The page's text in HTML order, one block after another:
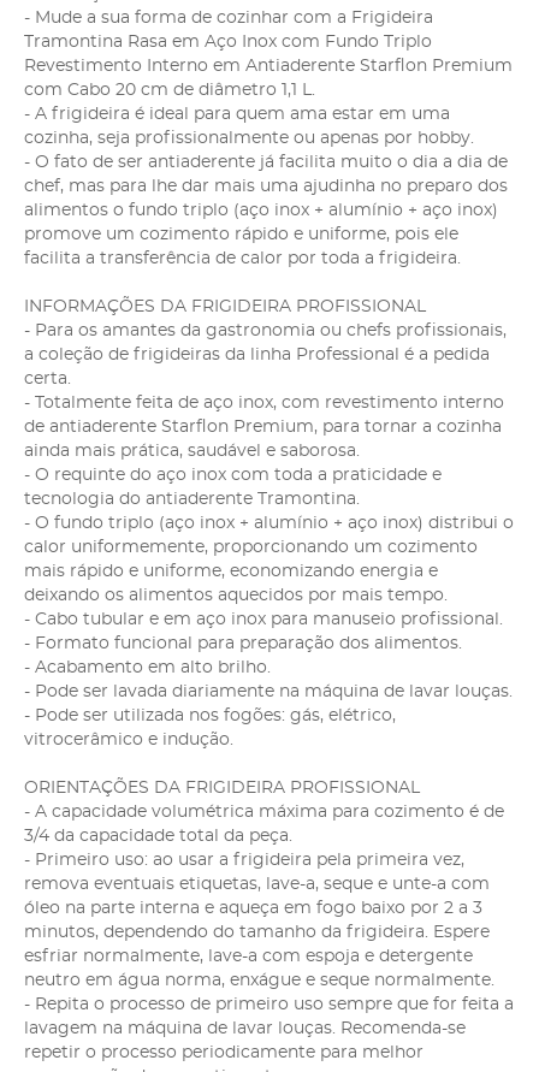
- Mude a sua forma de cozinhar com a Frigideira
Tramontina Rasa em Aço Inox com Fundo Triplo
Revestimento Interno em Antiaderente Starflon Premium
com Cabo 20 cm de diâmetro 1,1 L.
- A frigideira é ideal para quem ama estar em uma
cozinha, seja profissionalmente ou apenas por hobby.
- O fato de ser antiaderente já facilita muito o dia a dia de
chef, mas para lhe dar mais uma ajudinha no preparo dos
alimentos o fundo triplo (aço inox + alumínio + aço inox)
promove um cozimento rápido e uniforme, pois ele
facilita a transferência de calor por toda a frigideira.
INFORMAÇÕES DA FRIGIDEIRA PROFISSIONAL
- Para os amantes da gastronomia ou chefs profissionais,
a coleção de frigideiras da linha Professional é a pedida
certa.
- Totalmente feita de aço inox, com revestimento interno
de antiaderente Starflon Premium, para tornar a cozinha
ainda mais prática, saudável e saborosa.
- O requinte do aço inox com toda a praticidade e
tecnologia do antiaderente Tramontina.
- O fundo triplo (aço inox + alumínio + aço inox) distribui o
calor uniformemente, proporcionando um cozimento
mais rápido e uniforme, economizando energia e
deixando os alimentos aquecidos por mais tempo.
- Cabo tubular e em aço inox para manuseio profissional.
- Formato funcional para preparação dos alimentos.
- Acabamento em alto brilho.
- Pode ser lavada diariamente na máquina de lavar louças.
- Pode ser utilizada nos fogões: gás, elétrico,
vitrocerâmico e indução.
ORIENTAÇÕES DA FRIGIDEIRA PROFISSIONAL
- A capacidade volumétrica máxima para cozimento é de
3/4 da capacidade total da peça.
- Primeiro uso: ao usar a frigideira pela primeira vez,
remova eventuais etiquetas, lave-a, seque e unte-a com
óleo na parte interna e aqueça em fogo baixo por 2 a 3
minutos, dependendo do tamanho da frigideira. Espere
esfriar normalmente, lave-a com espoja e detergente
neutro em água norma, enxágue e seque normalmente.
- Repita o processo de primeiro uso sempre que for feita a
lavagem na máquina de lavar louças. Recomenda-se
repetir o processo periodicamente para melhor